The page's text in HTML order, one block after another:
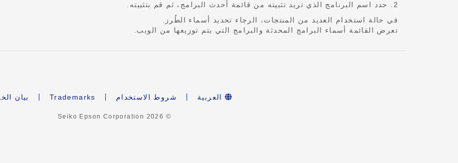
2. حدد اسم البرنامج الذي تريد تثبيته من قائمة أحدث البرامج، ثم قم بتثبيته.
في حالة استخدام العديد من المنتجات، الرجاء تحديد أسماء الطُرز.
تعرض القائمة أسماء البرامج المحدثة والبرامج التي يتم توزيعها من الويب.
العربية شروط الاستخدام Trademarks بيان
© Seiko Epson Corporation
2026